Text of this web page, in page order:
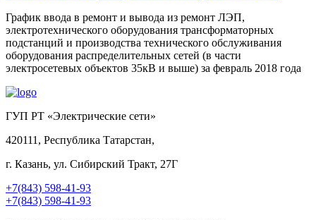
График ввода в ремонт и вывода из ремонт ЛЭП,
электротехнического оборудования трансформаторных
подстанций и производства технического обслуживания
оборудования распределительных сетей (в части
электросетевых объектов 35кВ и выше) за февраль 2018 года
ГУП РТ «Электрические сети»
420111, Республика Татарстан,
г. Казань, ул. Сибирский Тракт, 27Г
+7(843) 598-41-93
+7(843) 598-41-93